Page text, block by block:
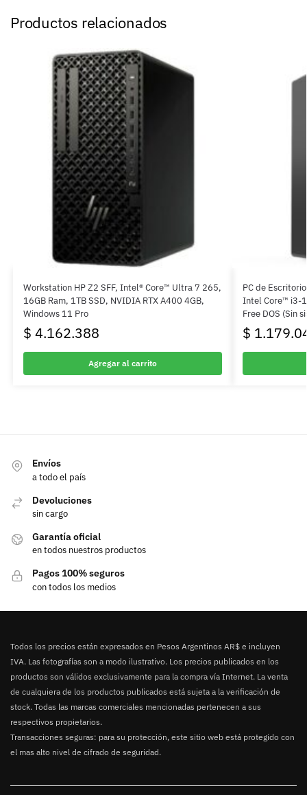
Productos relacionados
Workstation HP Z2 SFF, Intel® Core™ Ultra 7 265,
16GB Ram, 1TB SSD, NVIDIA RTX A400 4GB,
Windows 11 Pro
$ 4.162.388
Agregar al carrito
PC de
Intel Core™ i3-
Free DOS (Sin
$
Envíos
a todo el país
Devoluciones
sin cargo
Garantía oficial
en todos nuestros productos
Pagos 100% seguros
con todos los medios
Todos los precios están expresados en Pesos Argentinos AR$ e incluyen
IVA. Las fotografías son a modo ilustrativo. Los precios publicados en los
productos son válidos exclusivamente para la compra vía Internet. La venta
de cualquiera de los productos publicados está sujeta a la verificación de
stock. Todas las marcas comerciales mencionadas pertenecen a sus
respectivos propietarios.
Transacciones seguras: para su protección, este sitio web está protegido con
el mas alto nivel de cifrado de seguridad.